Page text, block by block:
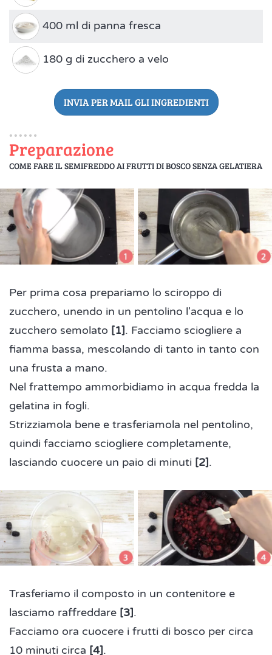
400 ml di panna fresca
180 g di zucchero a velo
INVIA PER MAIL GLI INGREDIENTI
Preparazione
COME FARE IL SEMIFREDDO AI FRUTTI DI BOSCO SENZA GELATIERA
Per prima cosa prepariamo lo sciroppo di
zucchero, unendo in un pentolino l'acqua e lo
zucchero semolato [1]. Facciamo sciogliere a
fiamma bassa, mescolando di tanto in tanto con
una frusta a mano.
Nel frattempo ammorbidiamo in acqua fredda la
gelatina in fogli.
Strizziamola bene e trasferiamola nel pentolino,
quindi facciamo sciogliere completamente,
lasciando cuocere un paio di minuti [2].
Trasferiamo il composto in un contenitore e
lasciamo raffreddare [3].
Facciamo ora cuocere i frutti di bosco per circa
10 minuti circa [4].